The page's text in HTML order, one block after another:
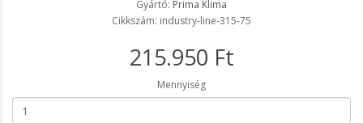
Gyártó: Prima Klima
Cikkszám: industry-line-315-75
215.950 Ft
Mennyiség